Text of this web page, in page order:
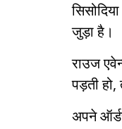
जुड़ा है।
राउज
पड़ती
अपने